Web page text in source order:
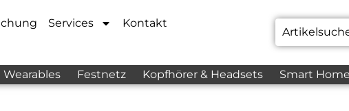
Services
Kontakt
Wearables Festnetz Kopfhörer & Headsets Smart